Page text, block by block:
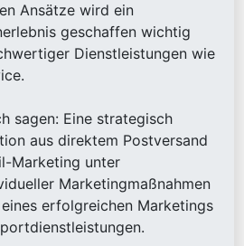
Ansätze wird ein
geschaffen wichtig
Dienstleistungen wie
sagen: Eine strategisch
aus direktem Postversand
Marketing unter
Marketingmaßnahmen
erfolgreichen Marketings